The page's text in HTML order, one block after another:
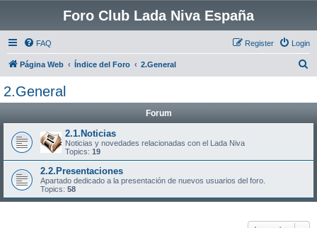
Foro Club Lada Niva España
FAQ Login
Register
Página Web Índice del Foro 2.General
2.General
Forum
2.1.Noticias
Noticias y novedades relacionadas con el Lada Niva
Topics: 19
2.2.Presentaciones
Apartado dedicado a la presentación de nuevos usuarios del foro.
Topics: 58